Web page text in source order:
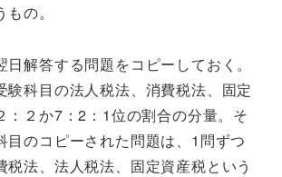
の。
解答する問題をコピーしておく。
験科目の法人税法、消費税法、固定
：２か7：2：1位の割合の分量。そ
目のコピーされた問題は、1問ずつ
税法、法人税法、固定資産税という